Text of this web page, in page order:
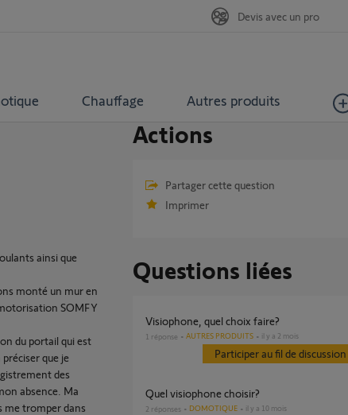
Chauffage Autres produits
Devis avec un pro
ainsi que
monté un mur en
SOMFY
du portail qui est
que je
des
absence. Ma
me tromper dans
Actions
Partager cette question
Imprimer
Questions liées
visiophone, quel choix faire?
1 réponse AUTRES PRODUITS il y a 2 mois
Participer au fil de discussion
quel visiophone choisir?
2 réponses DOMOTIQUE il y a 10 mois